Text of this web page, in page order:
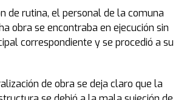
de rutina, el personal de la comuna
obra se encontraba en ejecución sin
correspondiente y se procedió a su
de obra se deja claro que la